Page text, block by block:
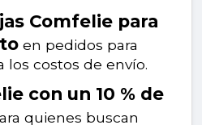
Comfelie para
en pedidos para
los costos de envío.
con un 10 % de
quienes buscan